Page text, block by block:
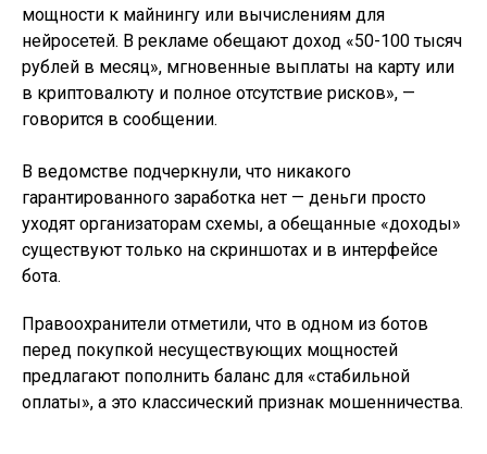
мощности к майнингу или вычислениям для
нейросетей. В рекламе обещают доход «50-100 тысяч
рублей в месяц», мгновенные выплаты на карту или
в криптовалюту и полное отсутствие рисков», —
говорится в сообщении.
В ведомстве подчеркнули, что никакого
гарантированного заработка нет — деньги просто
уходят организаторам схемы, а обещанные «доходы»
существуют только на скриншотах и в интерфейсе
бота.
Правоохранители отметили, что в одном из ботов
перед покупкой несуществующих мощностей
предлагают пополнить баланс для «стабильной
оплаты», а это классический признак мошенничества.